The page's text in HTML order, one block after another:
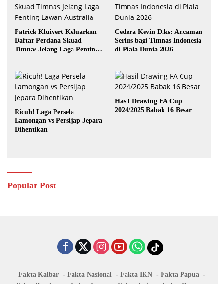
Patrick Kluivert Keluarkan
Daftar Perdana Skuad
Timnas Jelang Laga Penting
Cedera Kevin Diks: Ancaman
Serius bagi Timnas Indonesia
di Piala Dunia 2026
Ricuh! Laga Persela
Lamongan vs Persijap Jepara
Dihentikan
Hasil Drawing FA Cup
2024/2025 Babak 16 Besar
Popular Post
Fakta Kalbar Fakta Nasional Fakta IKN
Fakta Papua